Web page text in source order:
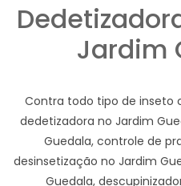
Jardim
Contra todo tipo de inseto
dedetizadora no Jardim
Guedala, controle de
desinsetização no Jardim
Guedala,